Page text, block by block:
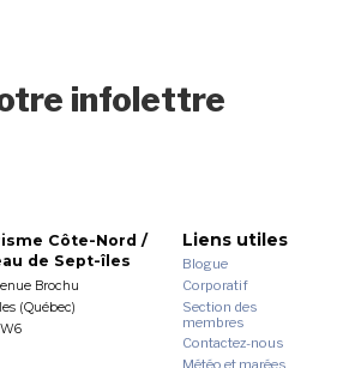
infolettre
Côte-Nord /
de Sept-îles
Brochu
(Québec)
Liens utiles
Blogue
Corporatif
Section des
membres
Contactez-nous
Météo et marées